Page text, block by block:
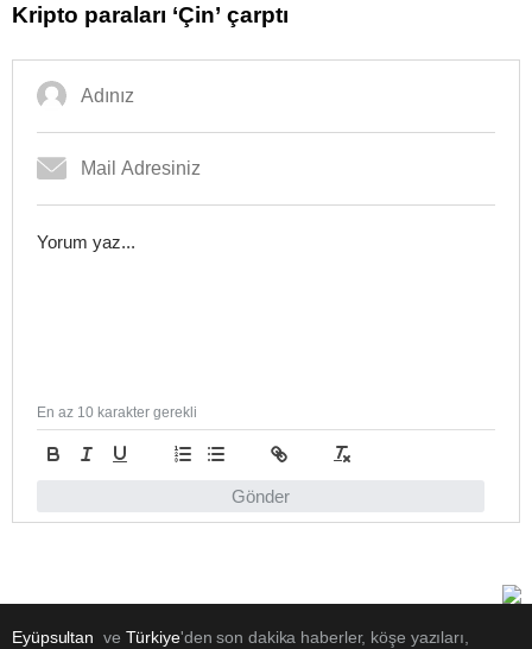
Kripto paraları ‘Çin’ çarptı
Gönder
En az 10 karakter gerekli
Eyüpsultan ve Türkiye'den son dakika haberler, köşe yazıları,